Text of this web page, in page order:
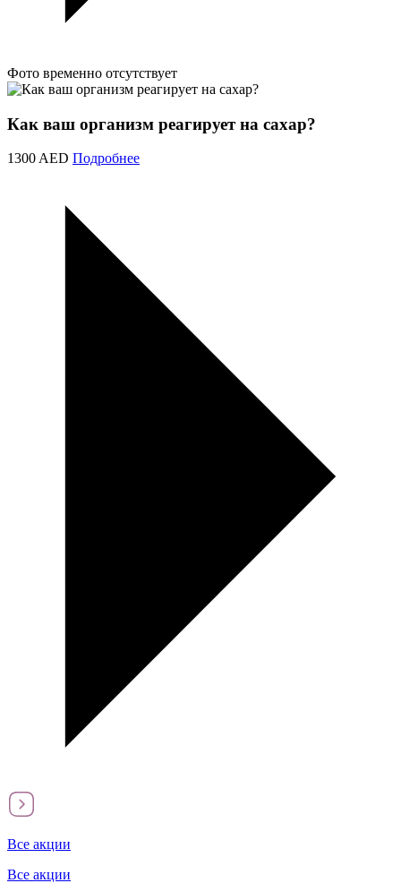
Фото временно отсутствует
Как ваш организм реагирует на сахар?
1300 AED Подробнее
Все акции
Все акции